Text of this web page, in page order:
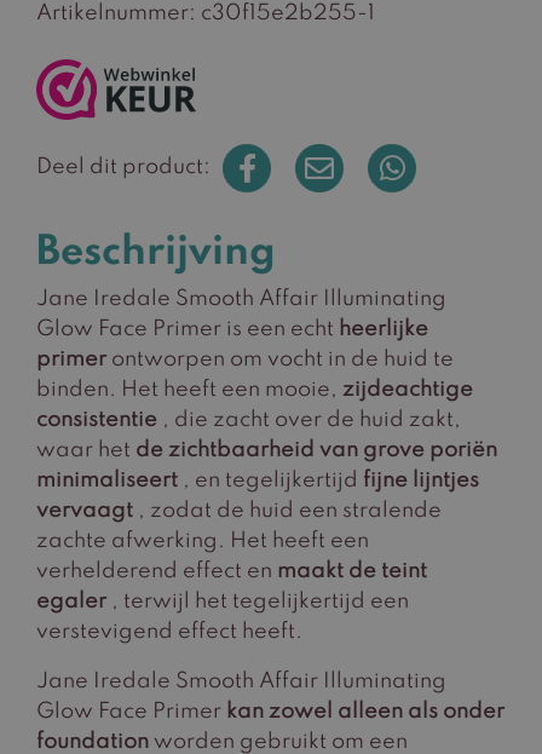
Artikelnummer: c30f15e2b255-1
Deel dit product:
Beschrijving
Jane Iredale Smooth Affair Illuminating
Glow Face Primer is een echt heerlijke
primer ontworpen om vocht in de huid te
binden. Het heeft een mooie, zijdeachtige
consistentie , die zacht over de huid zakt,
waar het de zichtbaarheid van grove poriën
minimaliseert , en tegelijkertijd fijne lijntjes
vervaagt , zodat de huid een stralende
zachte afwerking. Het heeft een
verhelderend effect en maakt de teint
egaler , terwijl het tegelijkertijd een
verstevigend effect heeft.
Jane Iredale Smooth Affair Illuminating
Glow Face Primer kan zowel alleen als onder
foundation worden gebruikt om een